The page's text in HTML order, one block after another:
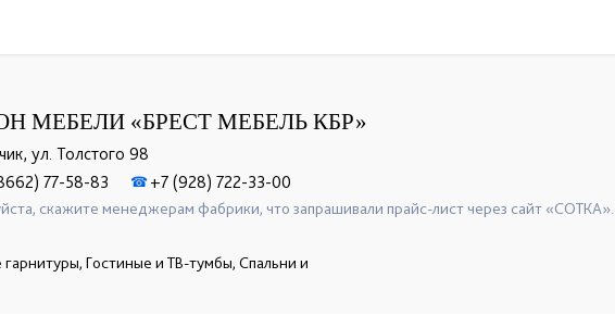
МЕБЕЛИ «БРЕСТ МЕБЕЛЬ КБР»
ул. Толстого 98
77-58-83 ☎+7 (928) 722-33-00
скажите менеджерам фабрики, что запрашивали прайс-лист через сайт «СОТКА».
Гостиные и ТВ-тумбы, Спальни и